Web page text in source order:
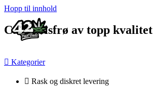
Hopp til innhold
Cannabisfrø av topp kvalitet
Kategorier
Rask og diskret levering